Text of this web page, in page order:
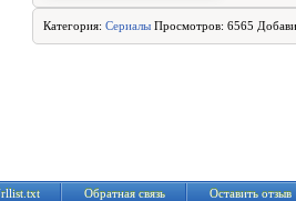
Категория: Сериалы Просмотров: 6565
Обратная связь Оставить отзыв